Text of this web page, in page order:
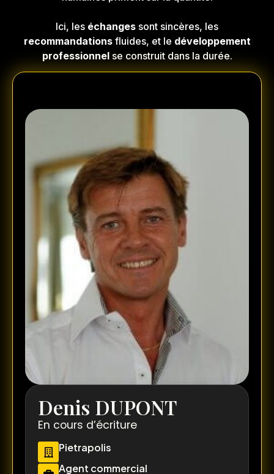
Ici, les échanges sont sincères, les
recommandationsfluides, et le développement
professionnelse construit dans la durée.
Denis DUPONT
En cours d’écriture
Pietrapolis
Agent commercial